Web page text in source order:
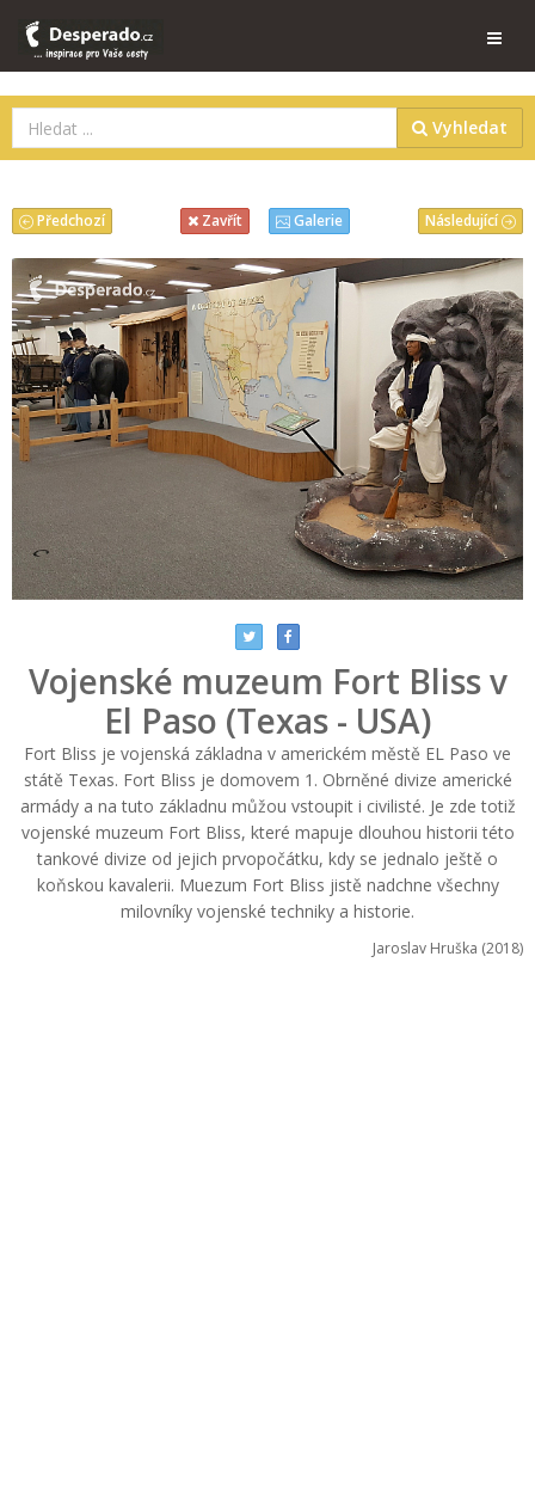
Vyhledat
Následující
Předchozí Zavřít Galerie
Vojenské muzeum Fort Bliss v
El Paso (Texas - USA)
Fort Bliss je vojenská základna v americkém městě EL Paso ve
státě Texas. Fort Bliss je domovem 1. Obrněné divize americké
armády a na tuto základnu můžou vstoupit i civilisté. Je zde totiž
vojenské muzeum Fort Bliss, které mapuje dlouhou historii této
tankové divize od jejich prvopočátku, kdy se jednalo ještě o
koňskou kavalerii. Muezum Fort Bliss jistě nadchne všechny
milovníky vojenské techniky a historie.
Jaroslav Hruška (2018)